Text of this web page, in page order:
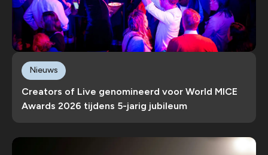
Creators of Live genomineerd voor World MICE
Awards 2026 tijdens 5-jarig jubileum
Nieuws